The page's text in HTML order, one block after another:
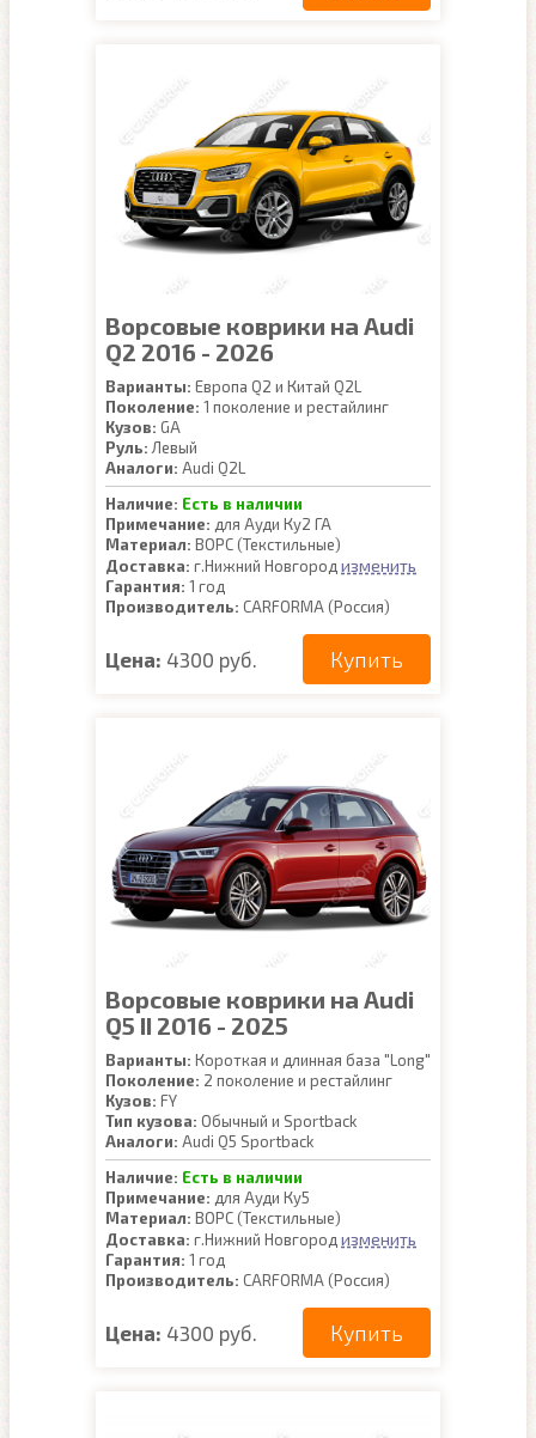
Ворсовые коврики на Audi
Q2 2016 - 2026
Варианты: Европа Q2 и Китай Q2L
Поколение: 1 поколение и рестайлинг
Кузов: GA
Руль: Левый
Аналоги: Audi Q2L
Наличие: Есть в наличии
Примечание: для Ауди Ку2 ГА
Материал: ВОРС (Текстильные)
Доставка: г.Нижний Новгород изменить
Гарантия: 1 год
Производитель: CARFORMA (Россия)
Цена: 4300 руб. Купить
Ворсовые коврики на Audi
Q5 II 2016 - 2025
Варианты: Короткая и длинная база "Long"
Поколение: 2 поколение и рестайлинг
Кузов: FY
Тип кузова: Обычный и Sportback
Аналоги: Audi Q5 Sportback
Наличие: Есть в наличии
Примечание: для Ауди Ку5
Материал: ВОРС (Текстильные)
Доставка: г.Нижний Новгород изменить
Гарантия: 1 год
Производитель: CARFORMA (Россия)
Цена: 4300 руб. Купить